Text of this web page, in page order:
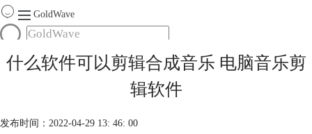
GoldWave
首页
产品
什么软件可以剪辑合成音乐 电脑音乐剪
辑软件
发布时间：2022-04-29 13: 46: 00